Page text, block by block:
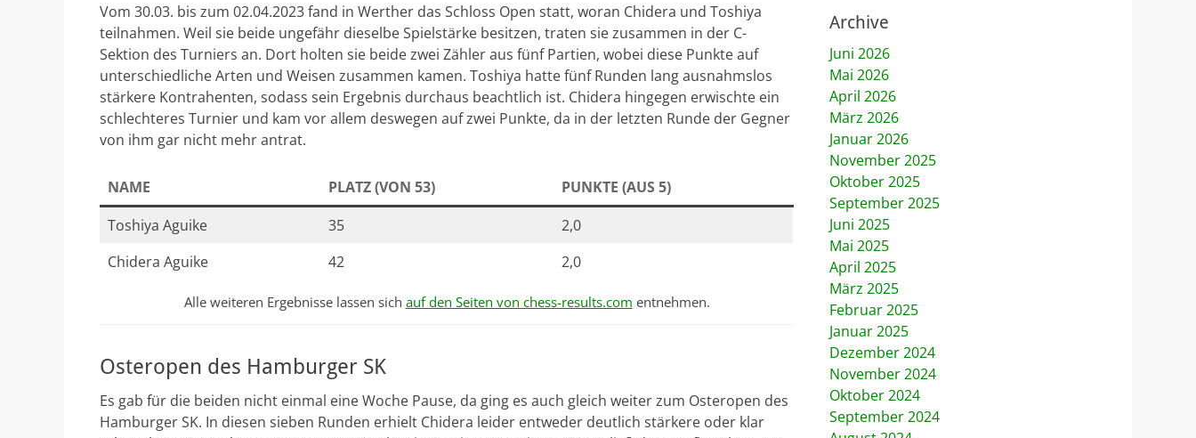
Vom 30.03. bis zum 02.04.2023 fand in Werther das Schloss Open statt, woran Chidera und Toshiya
teilnahmen. Weil sie beide ungefähr dieselbe Spielstärke besitzen, traten sie zusammen in der C-
Sektion des Turniers an. Dort holten sie beide zwei Zähler aus fünf Partien, wobei diese Punkte auf
unterschiedliche Arten und Weisen zusammen kamen. Toshiya hatte fünf Runden lang ausnahmslos
stärkere Kontrahenten, sodass sein Ergebnis durchaus beachtlich ist. Chidera hingegen erwischte ein
schlechteres Turnier und kam vor allem deswegen auf zwei Punkte, da in der letzten Runde der Gegner
von ihm gar nicht mehr antrat.
NAME PLATZ (VON 53)
PUNKTE (AUS 5)
Toshiya Aguike
35
2,0
Chidera Aguike
42 2,0
Alle weiteren Ergebnisse lassen sich auf den Seiten von chess-results.com entnehmen.
Osteropen des Hamburger SK
Es gab für die beiden nicht einmal eine Woche Pause, da ging es auch gleich weiter zum Osteropen des
Hamburger SK. In diesen sieben Runden erhielt Chidera leider entweder deutlich stärkere oder klar
Archive
Juni 2026
Mai 2026
April 2026
März 2026
Januar 2026
November 2025
Oktober 2025
September 2025
Juni 2025
Mai 2025
April 2025
März 2025
Februar 2025
Januar 2025
Dezember 2024
November 2024
Oktober 2024
September 2024